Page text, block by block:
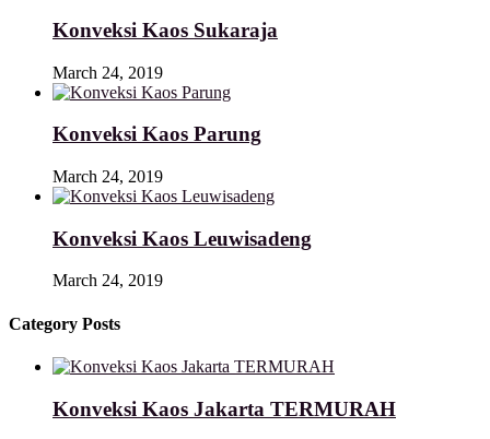
Konveksi Kaos Sukaraja
March 24, 2019
Konveksi Kaos Parung
March 24, 2019
Konveksi Kaos Leuwisadeng
March 24, 2019
Category Posts
Konveksi Kaos Jakarta TERMURAH